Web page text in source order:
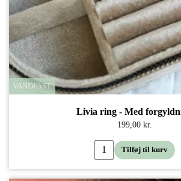
VANDFAST
Livia ring - Med
199,00 kr.
Tilføj til kurv